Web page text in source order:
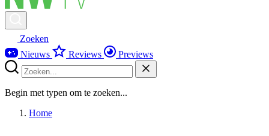
Zoeken
Nieuws
Reviews Previews
Begin met typen om te zoeken...
Home